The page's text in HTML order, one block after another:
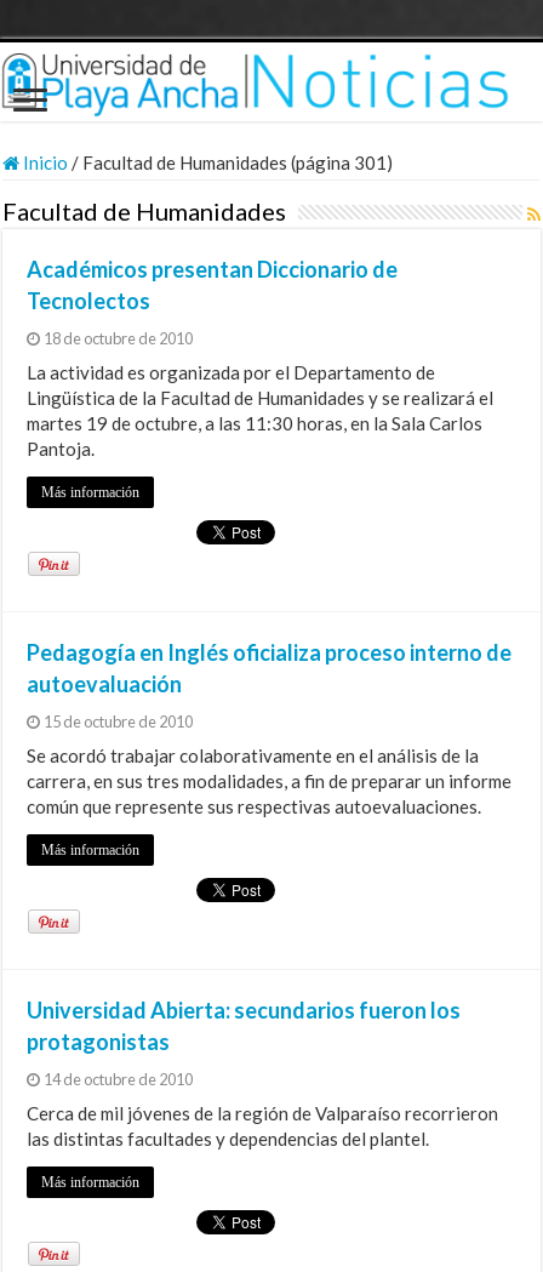
Inicio / Facultad de Humanidades (página 301)
Facultad de Humanidades
Académicos presentan Diccionario de
Tecnolectos
18 de octubre de 2010
La actividad es organizada por el Departamento de
Lingüística de la Facultad de Humanidades y se realizará el
martes 19 de octubre, a las 11:30 horas, en la Sala Carlos
Pantoja.
Más información
Pedagogía en Inglés oficializa proceso interno de
autoevaluación
15 de octubre de 2010
Se acordó trabajar colaborativamente en el análisis de la
carrera, en sus tres modalidades, a fin de preparar un informe
común que represente sus respectivas autoevaluaciones.
Más información
Universidad Abierta: secundarios fueron los
protagonistas
14 de octubre de 2010
Cerca de mil jóvenes de la región de Valparaíso recorrieron
las distintas facultades y dependencias del plantel.
Más información